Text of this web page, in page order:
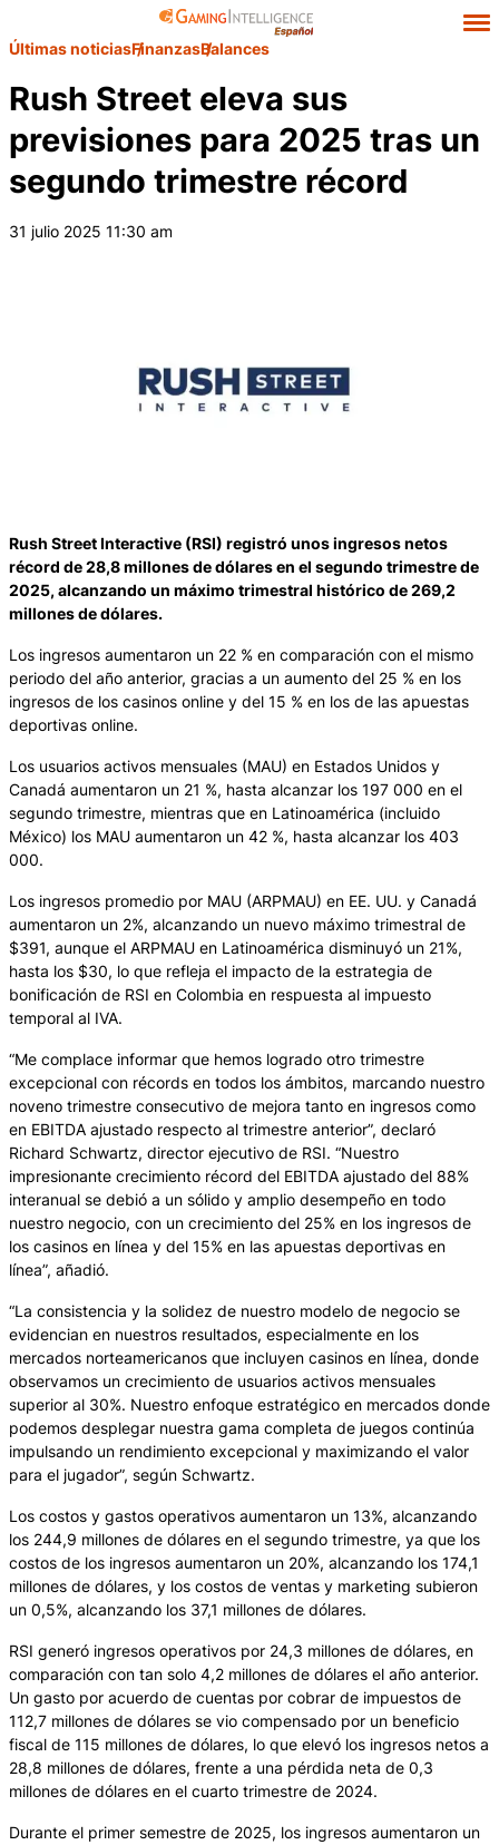
Últimas noticiasFinanzasBalances
Rush Street eleva sus
previsiones para 2025 tras un
segundo trimestre récord
31 julio 2025 11:30 am
Rush Street Interactive (RSI) registró unos ingresos netos
récord de 28,8 millones de dólares en el segundo trimestre de
2025, alcanzando un máximo trimestral histórico de 269,2
millones de dólares.
Los ingresos aumentaron un 22 % en comparación con el mismo
periodo del año anterior, gracias a un aumento del 25 % en los
ingresos de los casinos online y del 15 % en los de las apuestas
deportivas online.
Los usuarios activos mensuales (MAU) en Estados Unidos y
Canadá aumentaron un 21 %, hasta alcanzar los 197 000 en el
segundo trimestre, mientras que en Latinoamérica (incluido
México) los MAU aumentaron un 42 %, hasta alcanzar los 403
000.
Los ingresos promedio por MAU (ARPMAU) en EE. UU. y Canadá
aumentaron un 2%, alcanzando un nuevo máximo trimestral de
$391, aunque el ARPMAU en Latinoamérica disminuyó un 21%,
hasta los $30, lo que refleja el impacto de la estrategia de
bonificación de RSI en Colombia en respuesta al impuesto
temporal al IVA.
“Me complace informar que hemos logrado otro trimestre
excepcional con récords en todos los ámbitos, marcando nuestro
noveno trimestre consecutivo de mejora tanto en ingresos como
en EBITDA ajustado respecto al trimestre anterior”, declaró
Richard Schwartz, director ejecutivo de RSI. “Nuestro
impresionante crecimiento récord del EBITDA ajustado del 88%
interanual se debió a un sólido y amplio desempeño en todo
nuestro negocio, con un crecimiento del 25% en los ingresos de
los casinos en línea y del 15% en las apuestas deportivas en
línea”, añadió.
“La consistencia y la solidez de nuestro modelo de negocio se
evidencian en nuestros resultados, especialmente en los
mercados norteamericanos que incluyen casinos en línea, donde
observamos un crecimiento de usuarios activos mensuales
superior al 30%. Nuestro enfoque estratégico en mercados donde
podemos desplegar nuestra gama completa de juegos continúa
impulsando un rendimiento excepcional y maximizando el valor
para el jugador”, según Schwartz.
Los costos y gastos operativos aumentaron un 13%, alcanzando
los 244,9 millones de dólares en el segundo trimestre, ya que los
costos de los ingresos aumentaron un 20%, alcanzando los 174,1
millones de dólares, y los costos de ventas y marketing subieron
un 0,5%, alcanzando los 37,1 millones de dólares.
RSI generó ingresos operativos por 24,3 millones de dólares, en
comparación con tan solo 4,2 millones de dólares el año anterior.
Un gasto por acuerdo de cuentas por cobrar de impuestos de
112,7 millones de dólares se vio compensado por un beneficio
fiscal de 115 millones de dólares, lo que elevó los ingresos netos a
28,8 millones de dólares, frente a una pérdida neta de 0,3
millones de dólares en el cuarto trimestre de 2024.
Durante el primer semestre de 2025, los ingresos aumentaron un